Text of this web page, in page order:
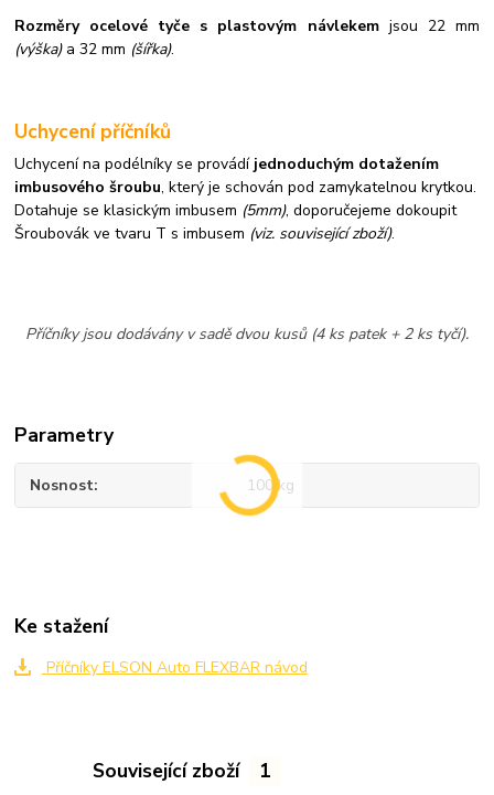
Rozměry ocelové tyče s plastovým návlekemjsou 22 mm
(výška)a 32 mm (šířka).
Uchycení příčníků
Uchycení na podélníky se provádí jednoduchým dotažením
imbusového šroubu, který je schován pod zamykatelnou krytkou.
Dotahuje se klasickým imbusem (5mm), doporučejeme dokoupit
Šroubovák ve tvaru T s imbusem (viz. související zboží).
Příčníky jsou dodávány v sadě dvou kusů (4 ks patek + 2 ks tyčí).
Parametry
Nosnost 100 kg
Ke stažení
Příčníky ELSON Auto FLEXBAR návod
Související zboží 1